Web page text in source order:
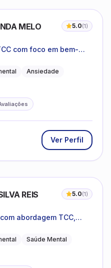
MELO 5.0(1)
com foco em bem-
Ansiedade
Ver Perfil
REIS 5.0(1)
abordagem TCC,
Saúde Mental